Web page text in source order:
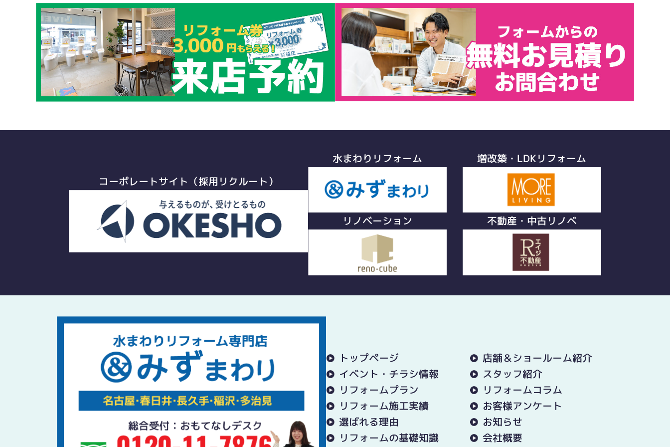
コーポレートサイト（採用リクルート）
水まわりリフォーム 増改築・LDKリフォーム
リノベーション 不動産・中古リノベ
トップページ
店舗＆ショールーム紹介
イベント・チラシ情報
スタッフ紹介
リフォームプラン
リフォームコラム
リフォーム施工実績
お客様アンケート
選ばれる理由
お知らせ
リフォームの基礎知識
会社概要